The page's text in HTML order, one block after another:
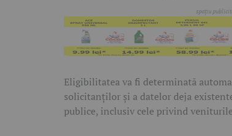
Eligibilitatea va fi determinată
solicitanților și a datelor deja
publice, inclusiv cele privind